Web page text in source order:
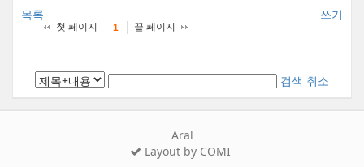
목록 쓰기
첫 페이지 1 끝 페이지
검색 취소
Aral
Layout by COMI